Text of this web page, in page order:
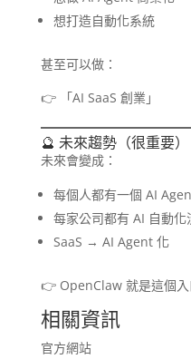
想打造自動化系統
甚至可以做：
👉 「AI SaaS 創業」
🔮 未來趨勢（很重要）
未來會變成：
每個人都有一個 AI
每家公司都有 AI 自動化
SaaS → AI Agent 化
👉 OpenClaw 就是這個入
相關資訊
官方網站